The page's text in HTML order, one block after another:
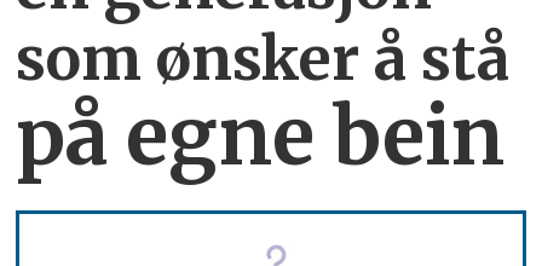
som ønsker å stå
på egne bein